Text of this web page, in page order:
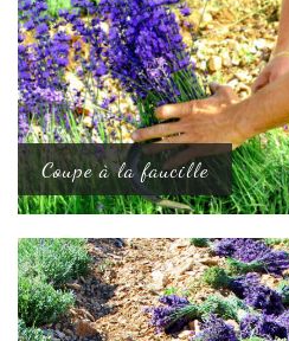
Coupe à la faucille